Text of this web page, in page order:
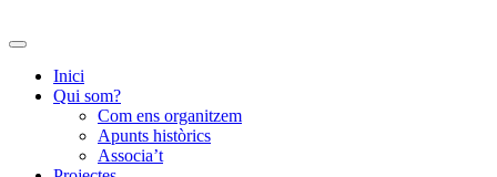
Inici
Qui som?
Com ens organitzem
Apunts històrics
Associa’t